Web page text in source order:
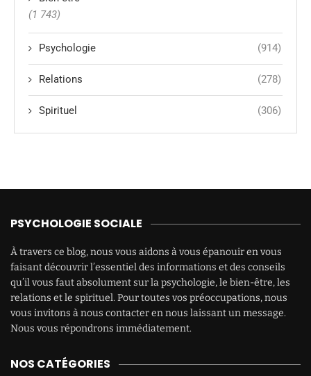
(1 743)
Psychologie (914)
Relations (278)
Spirituel (306)
PSYCHOLOGIE SOCIALE
À travers ce blog, nous vous aidons à vous épanouir en vous
faisant découvrir l’essentiel des informations et des conseils
qu’il vous faut absolument sur la psychologie, le bien-être, les
relations et le spirituel. Pour toutes vos préoccupations, nous
vous invitons à nous contacter en nous laissant un message.
Nous vous répondrons immédiatement.
NOS CATÉGORIES